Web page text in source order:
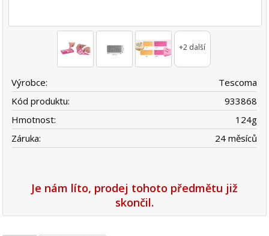
+2 další
Výrobce:
Tescoma
Kód produktu:
933868
Hmotnost:
124g
Záruka:
24 měsíců
Je nám líto, prodej tohoto předmětu již
skončil.